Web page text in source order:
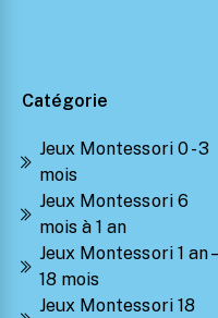
Catégorie
Jeux Montessori 0 - 3
mois
Jeux Montessori 6
mois à 1 an
Jeux Montessori 1 an –
18 mois
Jeux Montessori 18